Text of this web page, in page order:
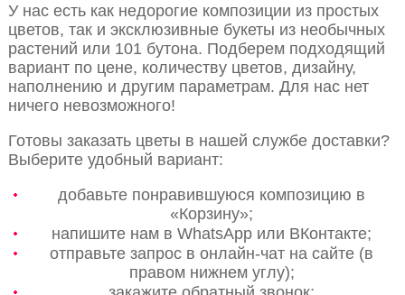
У нас есть как недорогие композиции из простых
цветов, так и эксклюзивные букеты из необычных
растений или 101 бутона. Подберем подходящий
вариант по цене, количеству цветов, дизайну,
наполнению и другим параметрам. Для нас нет
ничего невозможного!
Готовы заказать цветы в нашей службе доставки?
Выберите удобный вариант:
добавьте понравившуюся композицию в
«Корзину»;
напишите нам в WhatsApp или ВКонтакте;
отправьте запрос в онлайн-чат на сайте (в
правом нижнем углу);